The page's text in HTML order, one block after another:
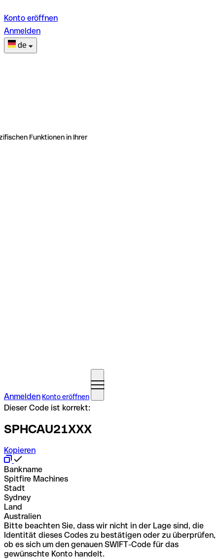
Konto eröffnen
Anmelden
de
Funktionen in Ihrer
Anmelden Konto eröffnen
Dieser Code ist korrekt:
SPHCAU21XXX
Kopieren
Bankname
Spitfire Machines
Stadt
Sydney
Land
Australien
Bitte beachten Sie, dass wir nicht in der Lage sind, die
Identität dieses Codes zu bestätigen oder zu überprüfen,
ob es sich um den genauen SWIFT-Code für das
gewünschte Konto handelt.